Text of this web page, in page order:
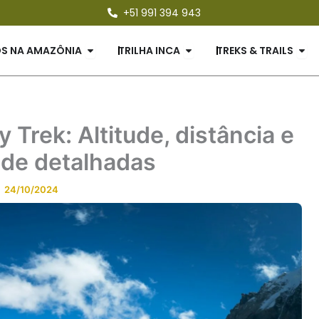
+51 991 394 943
NA AMAZÔNIA Open PASSEIOS NA AMAZÔNIA
TRILHA INCA Open TRILHA INCA
TREKS & TRAILS
Trek: Altitude, distância e
detalhadas
24/10/2024